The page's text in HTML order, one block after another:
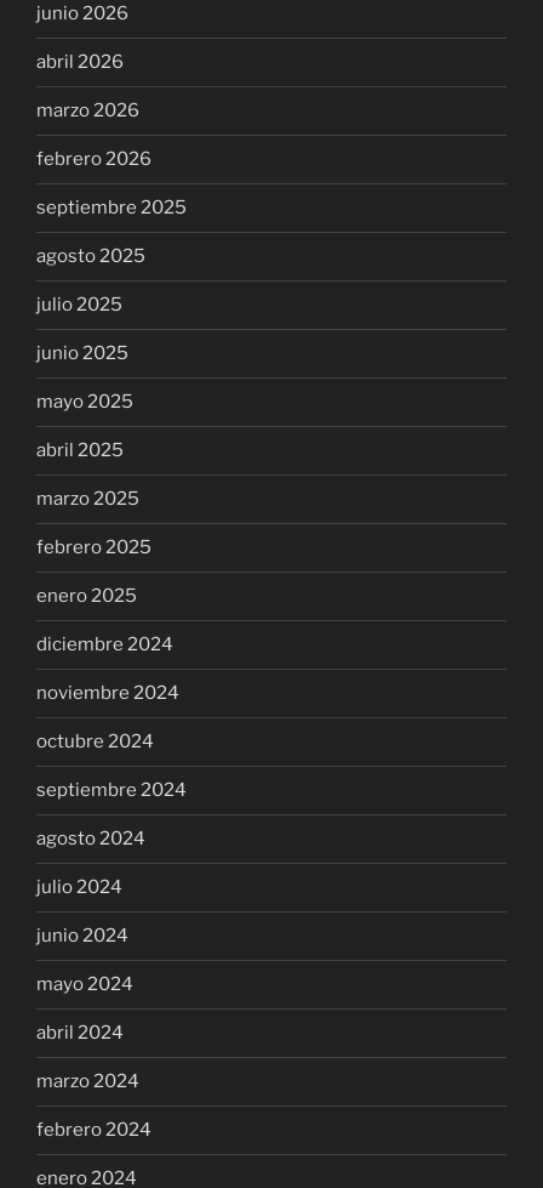
junio 2026
abril 2026
marzo 2026
febrero 2026
septiembre 2025
agosto 2025
julio 2025
junio 2025
mayo 2025
abril 2025
marzo 2025
febrero 2025
enero 2025
diciembre 2024
noviembre 2024
octubre 2024
septiembre 2024
agosto 2024
julio 2024
junio 2024
mayo 2024
abril 2024
marzo 2024
febrero 2024
enero 2024